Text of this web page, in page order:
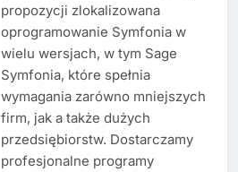
propozycji zlokalizowana
oprogramowanie Symfonia w
wielu wersjach, w tym Sage
Symfonia, które spełnia
wymagania zarówno mniejszych
firm, jak a także dużych
przedsiębiorstw. Dostarczamy
profesjonalne programy